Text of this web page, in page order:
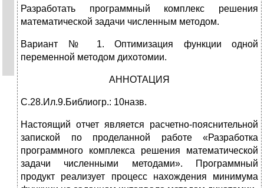
Разработать программный комплекс решения
математической задачи численным методом.
Вариант № 1. Оптимизация функции одной
переменной методом дихотомии.
АННОТАЦИЯ
С.28.Ил.9.Библиогр.: 10назв.
Настоящий отчет является расчетно-пояснительной
запиской по проделанной работе «Разработка
программного комплекса решения математической
задачи численными методами». Программный
продукт реализует процесс нахождения минимума